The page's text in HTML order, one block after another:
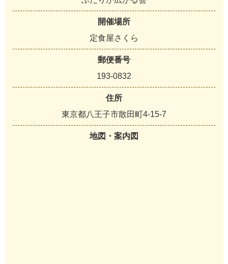
開催場所
定食屋さくら
郵便番号
193-0832
住所
東京都八王子市散田町4-15-7
地図・案内図